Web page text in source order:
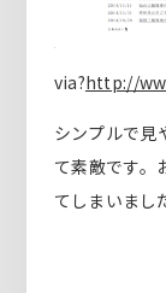
via?http://
シンプルで見
て素敵です。
てしまいまし